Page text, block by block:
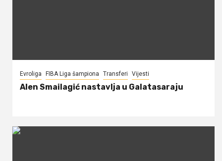
Evroliga FIBA Liga šampiona Transferi Vijesti
Alen Smailagić nastavlja u Galatasaraju